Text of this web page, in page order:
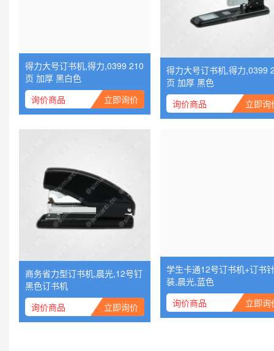
得力大号订书机,得力,0399 210
页 加厚 黑白色
询价商品
立即询价
得力大号订书机,得力,0399 210
页 加厚 黑色
询价商品
立即询
商务省力型订书机,晨光,12号钉
黑色订书机
询价商品
立即询价
学生卡通12号订书机+订书
装,晨光,蓝色
询价商品
立即询